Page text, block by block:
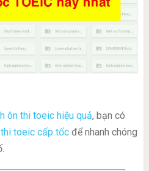
ôn thi toeic hiệu quả, bạn có
thi toeic cấp tốcđể nhanh chóng